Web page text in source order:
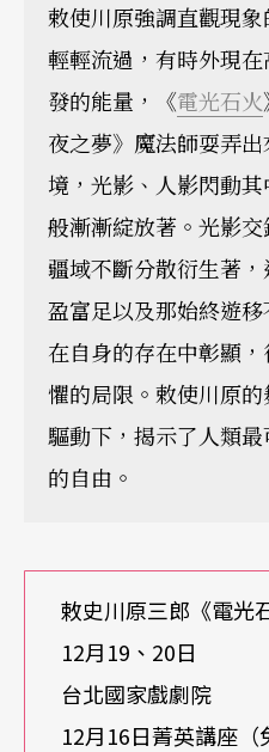
敕使川原強調直觀現
輕輕流過，有時外現
發的能量，《電光石火
夜之夢》魔法師耍弄
境，光影、人影閃動
般漸漸綻放著。光影
疆域不斷分散衍生著
盈富足以及那始終遊
在自身的存在中彰顯
懼的局限。敕使川原
驅動下，揭示了人類
的自由。
敕史川原三郎《電光
12月19、20日
台北國家戲劇院
12月16日菁英講座（